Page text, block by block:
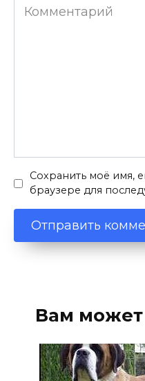
Комментарий
Сохранить моё имя,
браузере для
Вам может